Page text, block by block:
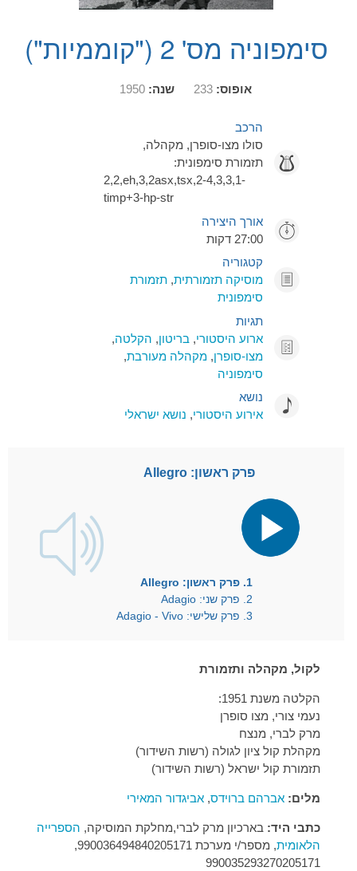
סימפוניה מס' 2 ("קוממיות")
אופוס: 233 שנה: 1950
הרכב
סולו מצו-סופרן, מקהלה,
תזמורת סימפונית:
2,2,eh,3,2asx,tsx,2-4,3,3,1-
timp+3-hp-str
אורך היצירה
27:00 דקות
קטגוריה
מוסיקה תזמורתית,תזמורת
סימפונית
תגיות
ארוע היסטורי,בריטון, הקלטה,
מצו-סופרן,מקהלה מעורבת,
סימפוניה
נושא
אירוע היסטורי, נושא ישראלי
פרק ראשון: Allegro
1. פרק ראשון: Allegro
2. פרק שני: Adagio
3. פרק שלישי: Adagio - Vivo
לקול, מקהלה ותזמורת
הקלטה משנת 1951:
נעמי צורי, מצו סופרן
מרק לברי, מנצח
מקהלת קול ציון לגולה (רשות השידור)
תזמורת קול ישראל (רשות השידור)
מלים: אברהם ברוידס, אביגדור המאירי
כתבי היד: בארכיון מרק לברי,מחלקת המוסיקה, הספרייה
הלאומית
, מספר/י מערכת 990036494840205171,
990035293270205171